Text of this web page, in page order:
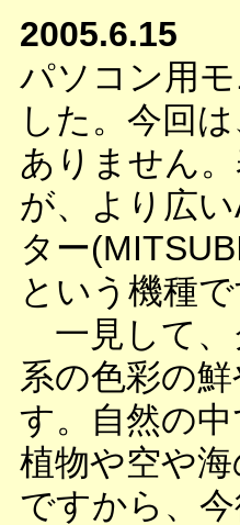
2005.6.15
パソコン用
した。今回
ありません
が、より広
ター
という機種で
一見して、
系の色彩の
す。自然の
植物や空や
ですから、